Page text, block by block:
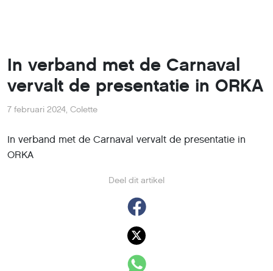
In verband met de Carnaval
vervalt de presentatie in ORKA
Deel dit artikel
7 februari 2024, Colette
In verband met de Carnaval vervalt de presentatie in
ORKA